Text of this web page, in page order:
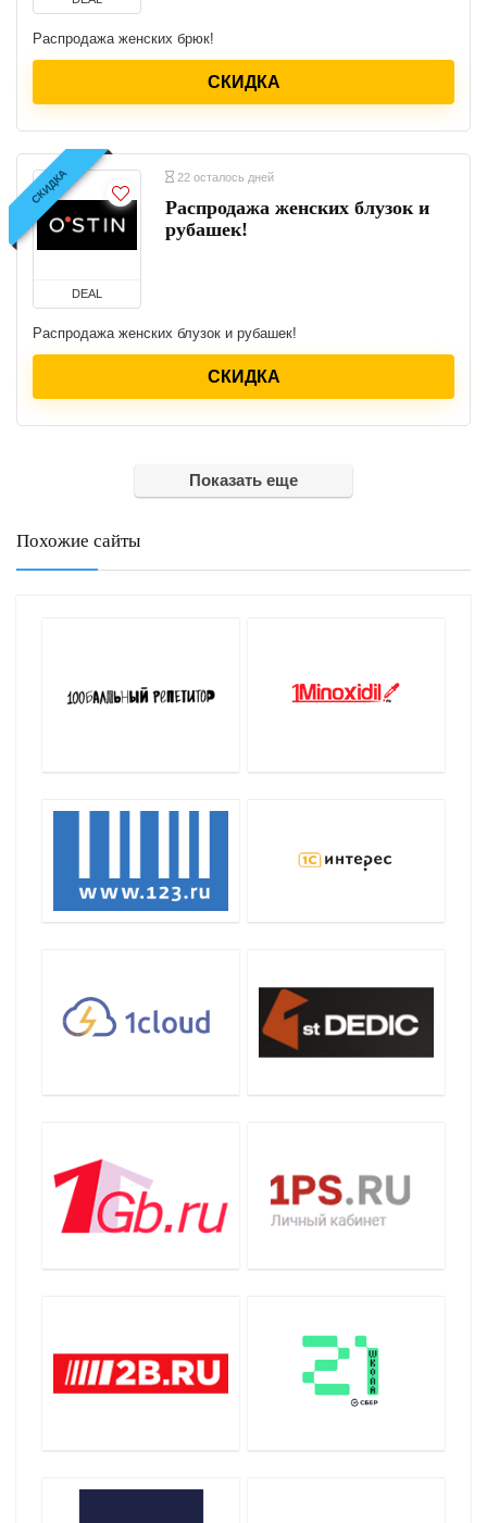
Распродажа женских брюк!
СКИДКА
СКИДКА
DEAL
22 осталось дней
Распродажа женских блузок и
рубашек!
Распродажа женских блузок и рубашек!
СКИДКА
Показать еще
Похожие сайты